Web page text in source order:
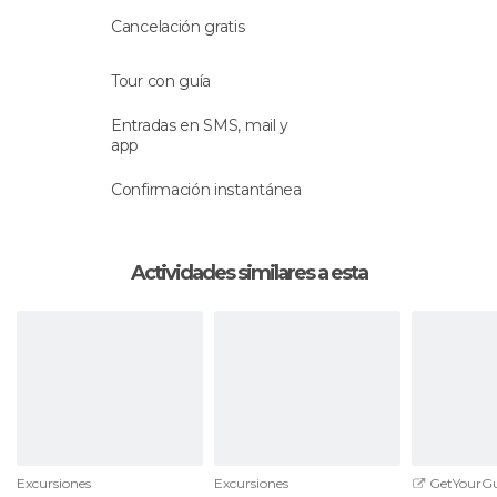
devolverán al punto en el que te recogieron.
Cancelación gratis
Tour con guía
Entradas en SMS, mail y
app
Confirmación instantánea
Actividades similares a esta
Excursiones Excursiones